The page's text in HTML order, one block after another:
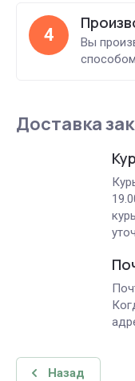
4
Вы
способом
Доставка
Назад